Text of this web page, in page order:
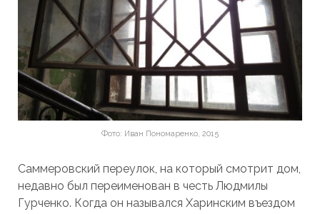
Фото: Иван Пономаренко, 2015
Саммеровский переулок, на который смотрит дом,
недавно был переименован в честь Людмилы
Гурченко. Когда он назывался Харинским въездом